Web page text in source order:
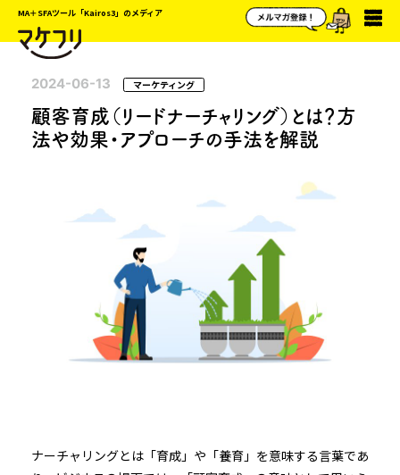
MA＋SFAツール「Kairos3」のメディア
2024-06-13 マーケティング
顧客育成（リードナーチャリング）とは？方
法や効果・アプローチの手法を解説
ナーチャリングとは「育成」や「養育」を意味する言葉であ